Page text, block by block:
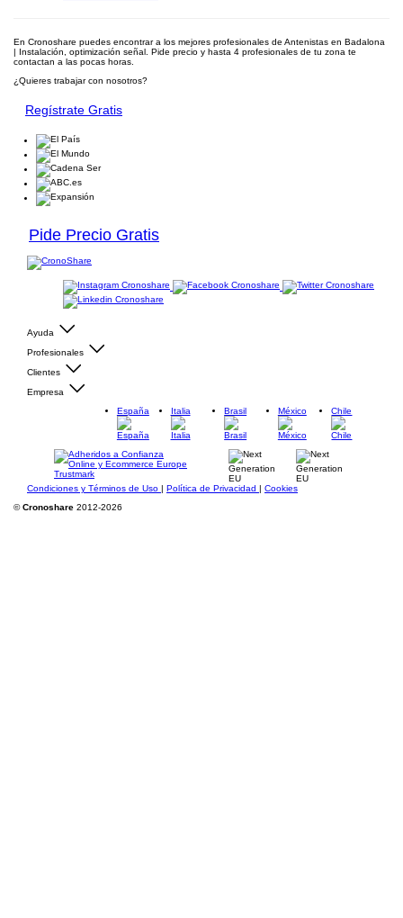
En Cronoshare puedes encontrar a los mejores profesionales de Antenistas en Badalona
| Instalación, optimización señal. Pide precio y hasta 4 profesionales de tu zona te
contactan a las pocas horas.
¿Quieres trabajar con nosotros?
Regístrate Gratis
Pide Precio Gratis
Ayuda
Profesionales
Clientes
Empresa
España
Italia Brasil México Chile
Condiciones y Términos de Uso | Política de Privacidad | Cookies
©Cronoshare 2012-2026